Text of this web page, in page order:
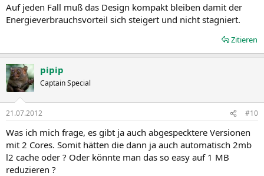
Auf jeden Fall muß das Design kompakt bleiben damit der
Energieverbrauchsvorteil sich steigert und nicht stagniert.
Zitieren
pipip
Captain Special
21.07.2012 #10
Was ich mich frage, es gibt ja auch abgespecktere Versionen
mit 2 Cores. Somit hätten die dann ja auch automatisch 2mb
l2 cache oder ? Oder könnte man das so easy auf 1 MB
reduzieren ?